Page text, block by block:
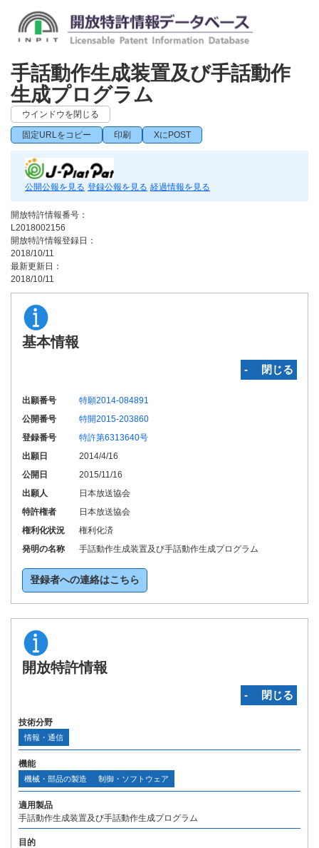
手話動作生成装置及び手話動作
生成プログラム
ウインドウを閉じる
固定URLをコピー 印刷 XにPOST
公開公報を見る 登録公報を見る 経過情報を見る
開放特許情報番号：
L2018002156
開放特許情報登録日：
2018/10/11
最新更新日：
2018/10/11
基本情報
‐ 閉じる
出願番号
特願2014-084891
公開番号
特開2015-203860
登録番号
特許第6313640号
出願日
2014/4/16
公開日
2015/11/16
出願人
日本放送協会
特許権者
日本放送協会
権利化状況
権利化済
発明の名称
手話動作生成装置及び手話動作生成プログラム
登録者への連絡はこちら
開放特許情報
‐ 閉じる
技術分野
情報・通信
機能
機械・部品の製造 制御・ソフトウェア
適用製品
手話動作生成装置及び手話動作生成プログラム
目的